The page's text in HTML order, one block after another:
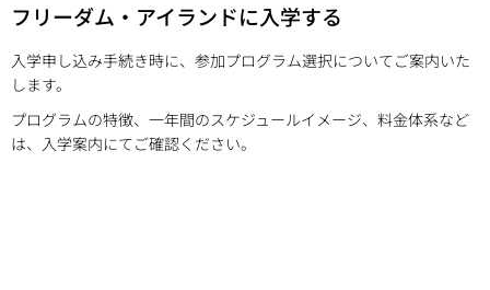
フリーダム・アイランドに入学する
入学申し込み手続き時に、参加プログラム選択についてご案内いた
します。
プログラムの特徴、一年間のスケジュールイメージ、料金体系など
は、入学案内にてご確認ください。